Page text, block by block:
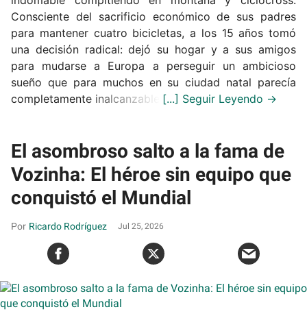
Consciente del sacrificio económico de sus padres
para mantener cuatro bicicletas, a los 15 años tomó
una decisión radical: dejó su hogar y a sus amigos
para mudarse a Europa a perseguir un ambicioso
sueño que para muchos en su ciudad natal parecía
completamente inalcanzable.
El asombroso salto a la fama de
Vozinha: El héroe sin equipo que
conquistó el Mundial
Ricardo Rodríguez Jul 25, 2026